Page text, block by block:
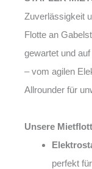
Zuverlässigkeit
Flotte an
gewartet und
– vom agilen
Allrounder für
Unsere
perfekt